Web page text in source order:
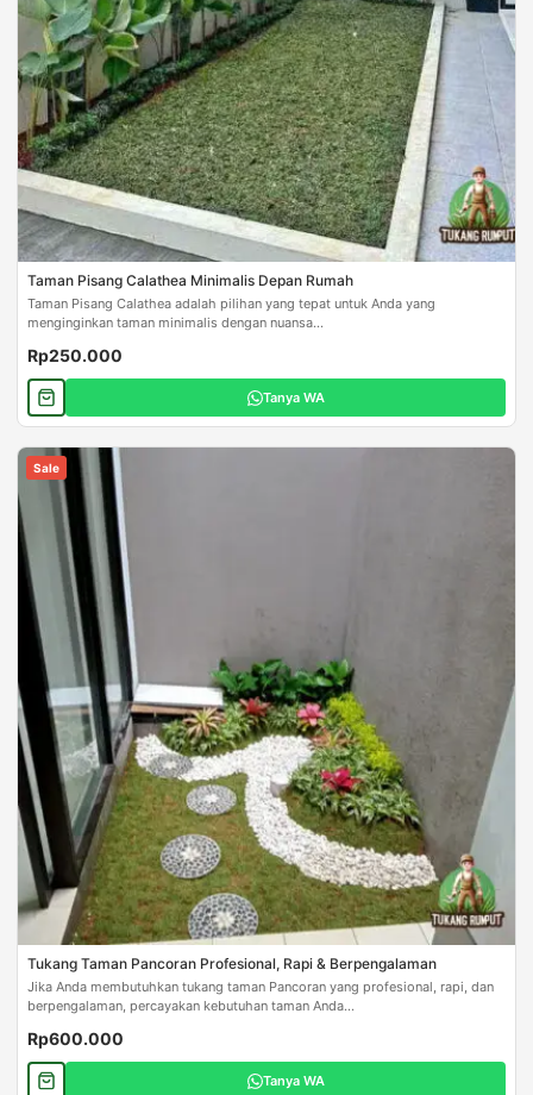
Taman Pisang Calathea Minimalis Depan Rumah
Taman Pisang Calathea adalah pilihan yang tepat untuk Anda yang
menginginkan taman minimalis dengan nuansa...
Rp250.000
Tanya WA
Sale
Tukang Taman Pancoran Profesional, Rapi & Berpengalaman
Jika Anda membutuhkan tukang taman Pancoran yang profesional, rapi, dan
berpengalaman, percayakan kebutuhan taman Anda...
Rp600.000
Tanya WA